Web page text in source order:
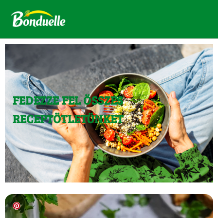
FEDEZZE FEL ÖSSZES
RECEPTÖTLETÜNKET